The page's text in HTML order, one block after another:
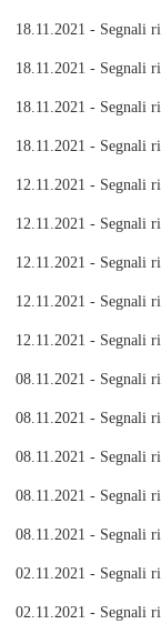
18.11.2021 - Segnali
18.11.2021 - Segnali
18.11.2021 - Segnali
18.11.2021 - Segnali
12.11.2021 - Segnali
12.11.2021 - Segnali
12.11.2021 - Segnali
12.11.2021 - Segnali
12.11.2021 - Segnali
08.11.2021 - Segnali
08.11.2021 - Segnali
08.11.2021 - Segnali
08.11.2021 - Segnali
08.11.2021 - Segnali
02.11.2021 - Segnali
02.11.2021 - Segnali